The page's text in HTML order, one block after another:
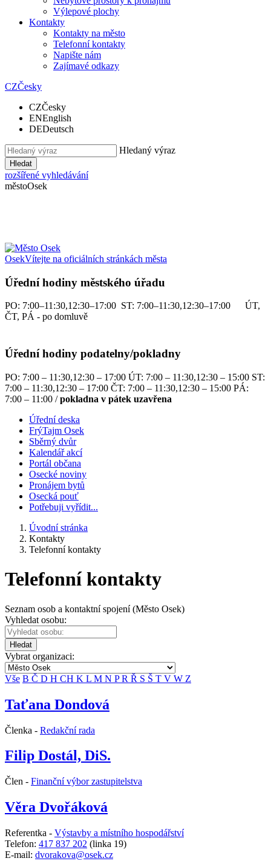
Výlepové plochy
Kontakty
Kontakty na město
Telefonní kontakty
Napište nám
Zajímavé odkazy
CZČesky
CZČesky
ENEnglish
DEDeutsch
Hledaný výraz
Hledat
rozšířené vyhledávání
městoOsek
OsekVítejte na oficiálních stránkách města
Úřední hodiny městského úřadu
PO: 7:00–11:30,12:30–17:00 ST: 7:00–11:30,12:30–17:00 ÚT,
ČT, PÁ - po domluvě
Úřední hodiny podatelny/pokladny
PO: 7:00 – 11:30,12:30 – 17:00 ÚT: 7:00 – 11:30,12:30 – 15:00 ST:
7:00 – 11:30,12:30 – 17:00 ČT: 7:00 – 11:30,12:30 – 15:00 PÁ:
7:00 – 11:00 /pokladna v pátek uzavřena
Úřední deska
FrýTajm Osek
Sběrný dvůr
Kalendář akcí
Portál občana
Osecké noviny
Pronájem bytů
Osecká pouť
Potřebuji vyřídit...
Úvodní stránka
Kontakty
Telefonní kontakty
Telefonní kontakty
Seznam osob a kontaktní spojení (Město Osek)
Vyhledat osobu:
Hledat
Vybrat organizaci:
Vše B Č D H CH K L M N PR Ř S Š T V W Z
Taťana Dondová
Členka - Redakční rada
Filip Dostál, DiS.
Člen - Finanční výbor zastupitelstva
Věra Dvořáková
Referentka - Výstavby a místního hospodářství
Telefon: 417 837 202 (linka 19)
E-mail: dvorakova@osek.cz